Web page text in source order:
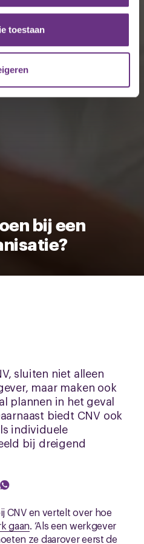
adverteren en analyse. Deze
combineren met andere
verstrekt of die ze hebben
van hun services.
moment wijzigen of
toestaan
bij een
sluiten niet alleen
maar maken ook
plannen in het geval
biedt CNV ook
individuele
bij dreigend
CNV en vertelt over hoe
gaan. ‘Als een werkgever
ze daarover eerst de